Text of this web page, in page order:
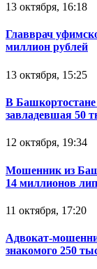
13 октября, 16:18
Главврач
миллион рублей
13 октября, 15:25
В
завладевшая 50
12 октября, 19:34
Мошенник из
14 миллионов
11 октября, 17:20
Адвокат-
знакомого 250